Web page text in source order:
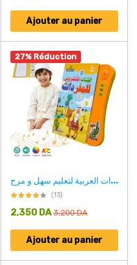
Ajouter au panier
27% Réduction
الكتاب الالكتروني للمفردات العربية لتعليم سهل و مرح Livre Electronique De Vocabulaire Arabe Pour Un Apprentissage Facile Et Amusant
(13)
3,200DA
2,350 DA
Ajouter au panier